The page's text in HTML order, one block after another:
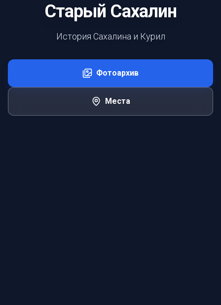
Старый Сахалин
История Сахалина и Курил
Фотоархив
Места